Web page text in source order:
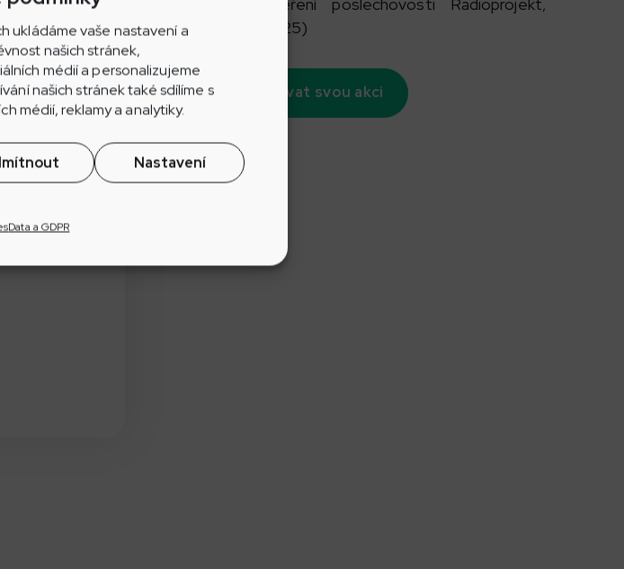
ukládáme vaše nastavení a
našich stránek,
médií a personalizujeme
našich stránek také sdílíme s
médií, reklamy a analytiky.
Nastavení
Data a GDPR
Brno!
Z.
i
1.pololetí 2025)
Propagovat svou akci